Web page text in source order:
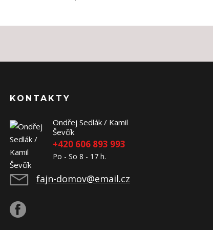
KONTAKTY
Ondřej Sedlák / Kamil
Ševčík
+420 606 893 993
Po - So 8 - 17 h.
fajn-domov@email.cz